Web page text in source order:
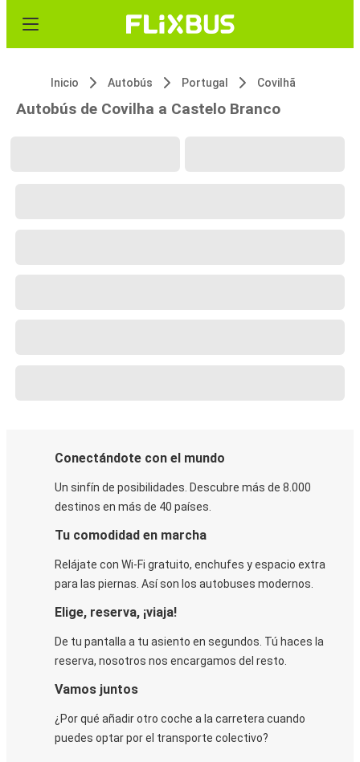
Inicio Autobús Portugal Covilhã
Autobús de Covilha a Castelo Branco
Conectándote con el mundo
Un sinfín de posibilidades. Descubre más de 8.000
destinos en más de 40 países.
Tu comodidad en marcha
Relájate con Wi-Fi gratuito, enchufes y espacio extra
para las piernas. Así son los autobuses modernos.
Elige, reserva, ¡viaja!
De tu pantalla a tu asiento en segundos. Tú haces la
reserva, nosotros nos encargamos del resto.
Vamos juntos
¿Por qué añadir otro coche a la carretera cuando
puedes optar por el transporte colectivo?